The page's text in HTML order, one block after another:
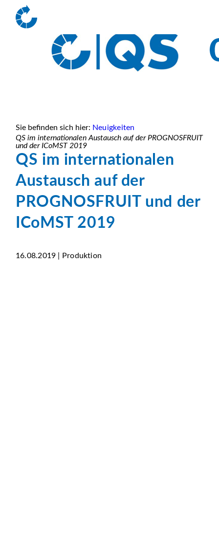
Sie befinden sich hier: Neuigkeiten
QS im internationalen Austausch auf der PROGNOSFRUIT
und der ICoMST 2019
QS im internationalen
Austausch auf der
PROGNOSFRUIT und der
ICoMST 2019
16.08.2019 | Produktion